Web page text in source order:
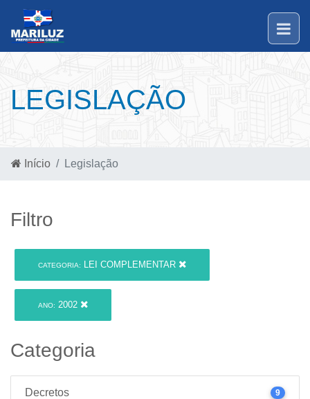
LEGISLAÇÃO
Início Legislação
Filtro
CATEGORIA: LEI COMPLEMENTAR
ANO: 2002
Categoria
Decretos 9